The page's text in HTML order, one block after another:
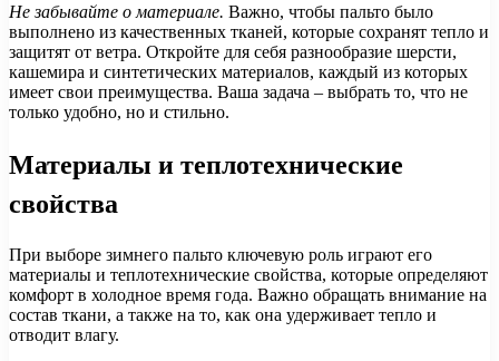
Не забывайте о материале. Важно, чтобы пальто было
выполнено из качественных тканей, которые сохранят тепло и
защитят от ветра. Откройте для себя разнообразие шерсти,
кашемира и синтетических материалов, каждый из которых
имеет свои преимущества. Ваша задача – выбрать то, что не
только удобно, но и стильно.
Материалы и теплотехнические
свойства
При выборе зимнего пальто ключевую роль играют его
материалы и теплотехнические свойства, которые определяют
комфорт в холодное время года. Важно обращать внимание на
состав ткани, а также на то, как она удерживает тепло и
отводит влагу.